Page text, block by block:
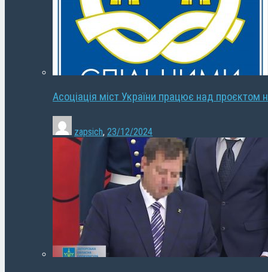
Асоціація міст України працює над проєктом
zapsich, 23/12/2024